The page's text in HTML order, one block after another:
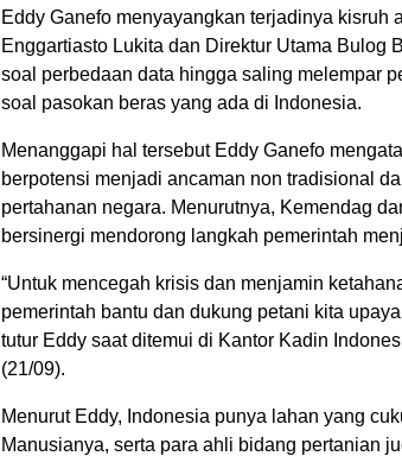
Eddy Ganefo menyayangkan terjadinya kisruh
Enggartiasto Lukita dan Direktur Utama Bulog
soal perbedaan data hingga saling melempar
soal pasokan beras yang ada di Indonesia.
Menanggapi hal tersebut Eddy Ganefo
berpotensi menjadi ancaman non tradisional
pertahanan negara. Menurutnya, Kemendag
bersinergi mendorong langkah pemerintah
“Untuk mencegah krisis dan menjamin
pemerintah bantu dan dukung petani kita
tutur Eddy saat ditemui di Kantor Kadin
(21/09).
Menurut Eddy, Indonesia punya lahan yang
Manusianya, serta para ahli bidang pertanian